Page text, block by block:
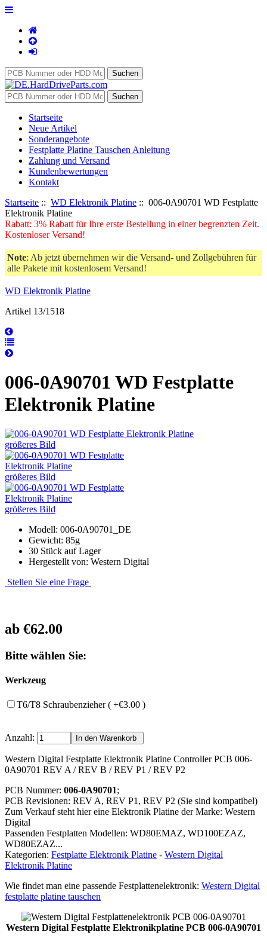
Startseite
Neue Artikel
Sonderangebote
Festplatte Platine Tauschen Anleitung
Zahlung und Versand
Kundenbewertungen
Kontakt
Startseite :: WD Elektronik Platine :: 006-0A90701 WD Festplatte
Elektronik Platine
Rabatt: 3% Rabatt für Ihre erste Bestellung in einer begrenzten Zeit.
Kostenloser Versand!
Note: Ab jetzt übernehmen wir die Versand- und Zollgebühren für
alle Pakete mit kostenlosem Versand!
WD Elektronik Platine
Artikel 13/1518
006-0A90701 WD Festplatte
Elektronik Platine
größeres Bild
größeres Bild
größeres Bild
Modell: 006-0A90701_DE
Gewicht: 85g
30 Stück auf Lager
Hergestellt von: Western Digital
Stellen Sie eine Frage
ab €62.00
Bitte wählen Sie:
Werkzeug
T6/T8 Schraubenzieher ( +€3.00 )
Anzahl:
Western Digital Festplatte Elektronik Platine Controller PCB 006-
0A90701 REV A / REV B / REV P1 / REV P2
PCB Nummer: 006-0A90701;
PCB Revisionen: REV A, REV P1, REV P2 (Sie sind kompatibel)
Zum Verkauf steht hier eine Elektronik Platine der Marke: Western
Digital
Passenden Festplatten Modellen: WD80EMAZ, WD100EZAZ,
WD80EZAZ...
Kategorien: Festplatte Elektronik Platine - Western Digital
Elektronik Platine
Wie findet man eine passende Festplattenelektronik: Western Digital
festplatte platine tauschen
Western Digital Festplatte Elektronikplatine PCB 006-0A90701